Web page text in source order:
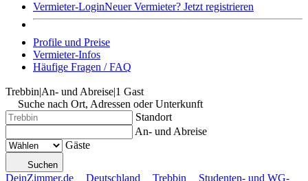
Vermieter-LoginNeuer Vermieter? Jetzt registrieren
Profile und Preise
Vermieter-Infos
Häufige Fragen / FAQ
Trebbin|An- und Abreise|1 Gast
Suche nach Ort, Adressen oder Unterkunft
Standort
An- und Abreise
Gäste
Suchen
DeinZimmer.de Deutschland Trebbin
Studenten- und WG-